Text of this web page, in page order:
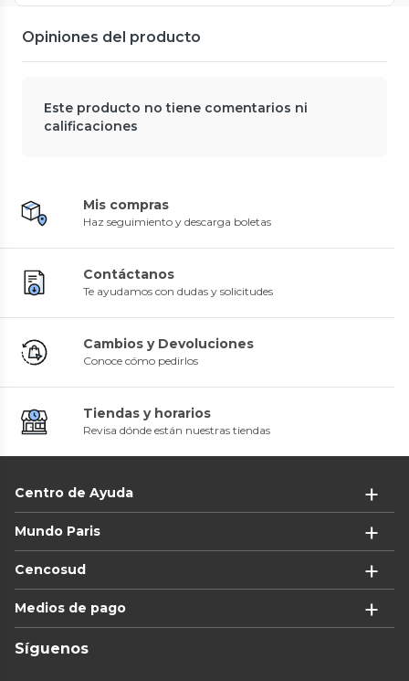
Opiniones del producto
Este producto no tiene comentarios ni
calificaciones
Mis compras
Haz seguimiento y descarga boletas
Contáctanos
Te ayudamos con dudas y solicitudes
Cambios y Devoluciones
Conoce cómo pedirlos
Tiendas y horarios
Revisa dónde están nuestras tiendas
Centro de Ayuda
Mundo Paris
Cencosud
Medios de pago
Síguenos